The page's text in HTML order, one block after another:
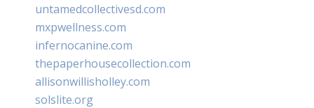
untamedcollectivesd.com
mxpwellness.com
infernocanine.com
thepaperhousecollection.com
allisonwillisholley.com
solslite.org